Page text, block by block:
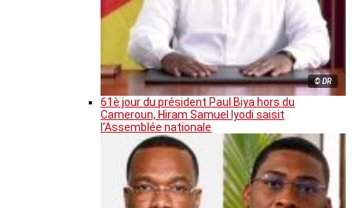
© DR
61è jour du président Paul Biya hors du
Cameroun, Hiram Samuel Iyodi saisit
l’Assemblée nationale